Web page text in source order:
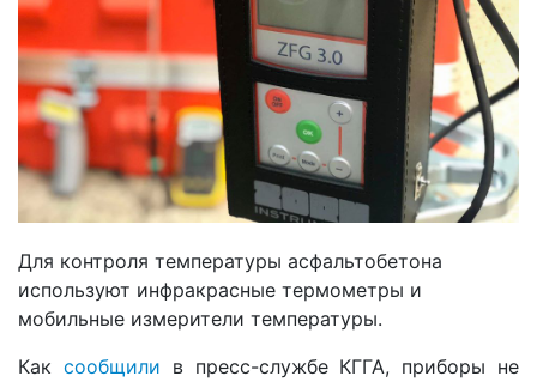
Для контроля температуры асфальтобетона
используют инфракрасные термометры и
мобильные измерители температуры.
Как сообщили в пресс-службе КГГА, приборы не